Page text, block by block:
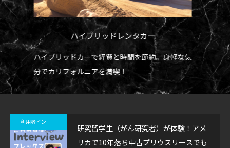
ー
約。身軽な気
月々定額「クルマのサブスク」
定額マンスリーで手軽に車を利用できるプラン
短期留学、短期駐在、出張などに最適！
利用者インタビュー
研究留学生（がん研究者）が体験！アメ
リカで10年落ち中古プリウスリースでも